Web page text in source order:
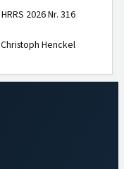
HRRS 2026 Nr. 316
Christoph Henckel